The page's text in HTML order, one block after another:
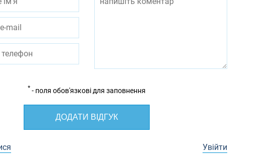
* - поля обов'язкові для заповнення
ДОДАТИ ВІДГУК
Увійти